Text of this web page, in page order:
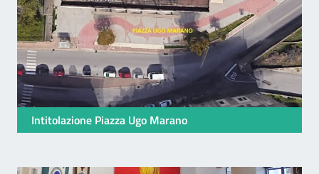
Intitolazione Piazza Ugo Marano